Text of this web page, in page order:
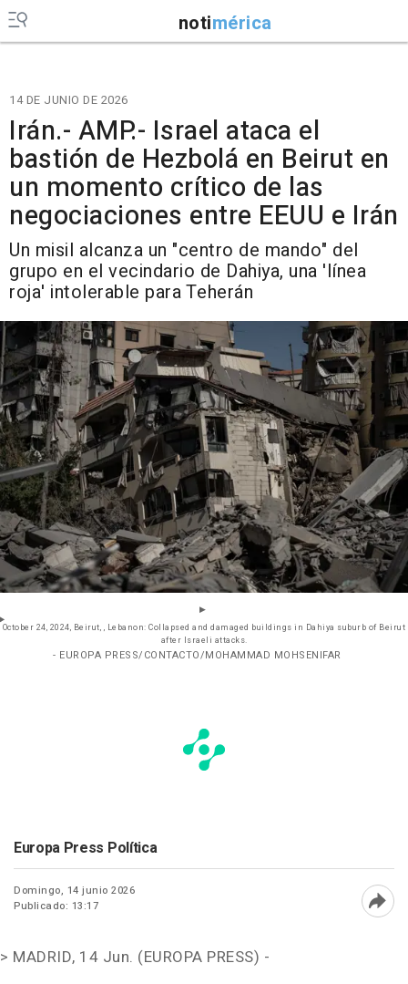
notimérica
14 DE JUNIO DE 2026
Irán.- AMP.- Israel ataca el
bastión de Hezbolá en Beirut en
un momento crítico de las
negociaciones entre EEUU e Irán
Un misil alcanza un "centro de mando" del
grupo en el vecindario de Dahiya, una 'línea
roja' intolerable para Teherán
October 24, 2024, Beirut, , Lebanon: Collapsed and damaged buildings in Dahiya suburb of Beirut
after Israeli attacks.
- EUROPA PRESS/CONTACTO/MOHAMMAD MOHSENIFAR
Europa Press Política
Domingo, 14 junio 2026
Publicado: 13:17
> MADRID, 14 Jun. (EUROPA PRESS) -